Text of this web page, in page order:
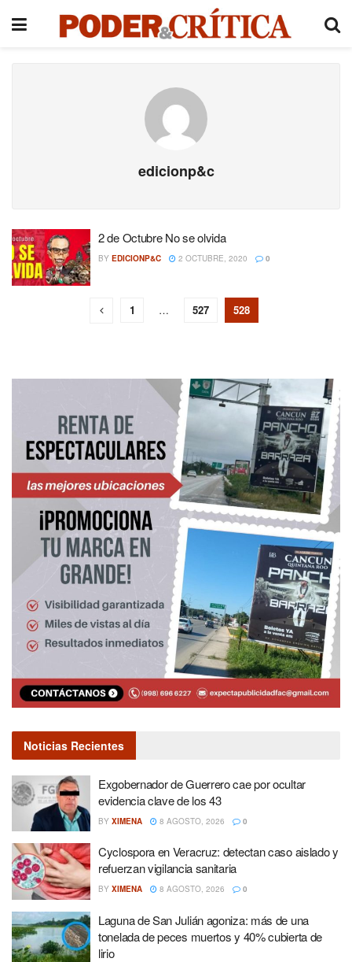
edicionp&c
2 de Octubre No se olvida
BY EDICIONP&C 2 OCTUBRE, 2020 0
1 … 527 528
Noticias Recientes
Exgobernador de Guerrero cae por ocultar
evidencia clave de los 43
BY XIMENA 8 AGOSTO, 2026 0
Cyclospora en Veracruz: detectan caso aislado y
refuerzan vigilancia sanitaria
BY XIMENA 8 AGOSTO, 2026 0
Laguna de San Julián agoniza: más de una
tonelada de peces muertos y 40% cubierta de
lirio